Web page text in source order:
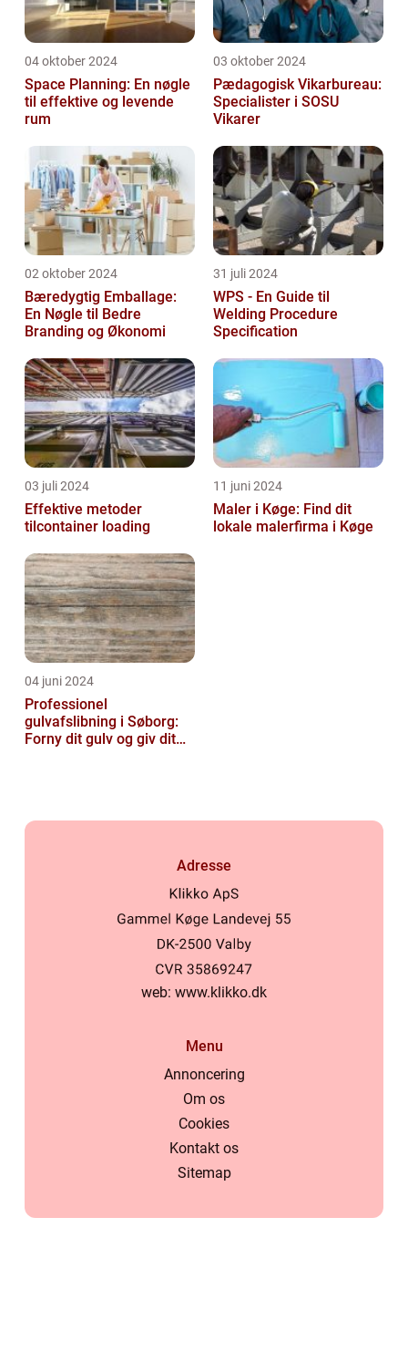
04 oktober 2024
Space Planning: En nøgle
til effektive og levende
rum
03 oktober 2024
Pædagogisk Vikarbureau:
Specialister i SOSU
Vikarer
02 oktober 2024
Bæredygtig Emballage:
En Nøgle til Bedre
Branding og Økonomi
31 juli 2024
WPS - En Guide til
Welding Procedure
Specification
03 juli 2024
Effektive metoder
tilcontainer loading
11 juni 2024
Maler i Køge: Find dit
lokale malerfirma i Køge
04 juni 2024
Professionel
gulvafslibning i Søborg:
Forny dit gulv og giv dit
Adresse
web: www.klikko.dk
Menu
Annoncering
Om os
Cookies
Kontakt os
Sitemap